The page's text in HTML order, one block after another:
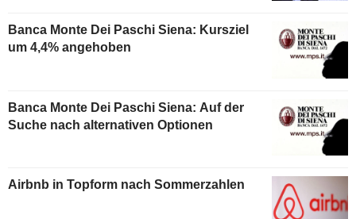
Banca Monte Dei Paschi Siena: Kursziel
um 4,4% angehoben
Banca Monte Dei Paschi Siena: Auf der
Suche nach alternativen Optionen
Airbnb in Topform nach Sommerzahlen